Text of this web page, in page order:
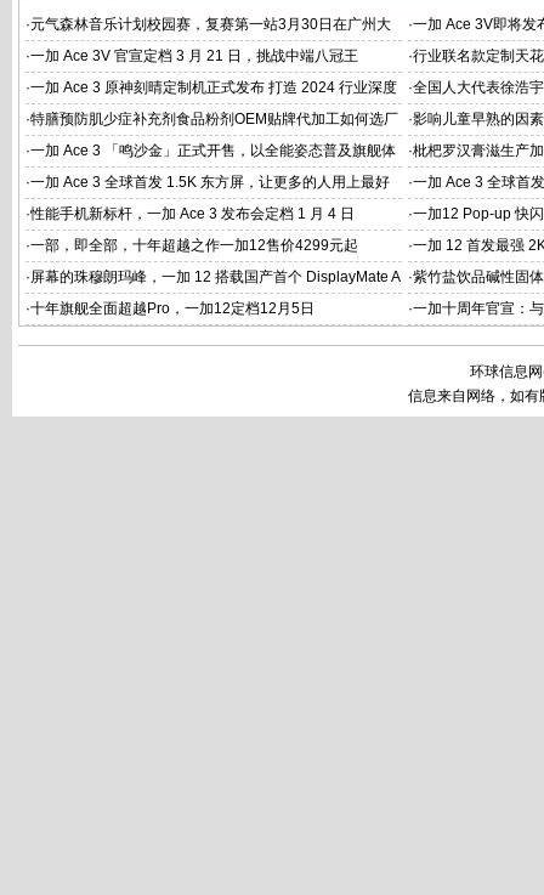
·元气森林音乐计划校园赛，复赛第一站3月30日在广州大
学唱响
·一加 Ace 3V即将发
·一加 Ace 3V 官宣定档 3 月 21 日，挑战中端八冠王 ·行业联名款定制天
火速告罄
·一加 Ace 3 原神刻晴定制机正式发布 打造 2024 行业深度
定制新标杆
·全国人大代表徐浩
国建设
·特膳预防肌少症补充剂食品粉剂OEM贴牌代加工如何选厂
家
·影响儿童早熟的因
代工厂
·一加 Ace 3 「鸣沙金」正式开售，以全能姿态普及旗舰体
验
·枇杷罗汉膏滋生产
家
·一加 Ace 3 全球首发 1.5K 东方屏，让更多的人用上最好
的屏幕
·一加 Ace 3 全球首
屏幕体验
·性能手机新标杆，一加 Ace 3 发布会定档 1 月 4 日 ·一加12 Pop-up 快
·一部，即全部，十年超越之作一加12售价4299元起 ·一加 12 首发最强
·屏幕的珠穆朗玛峰，一加 12 搭载国产首个 DisplayMate A
+ 2K 东方屏
·紫竹盐饮品碱性固
工
·十年旗舰全面超越Pro，一加12定档12月5日 ·一加十周年官宣：
环球信息
信息来自网络，如